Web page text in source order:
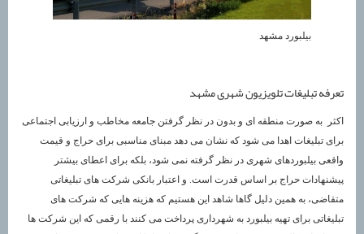
بیلبورد مشهد
تعرفه تبلیغات تلویزیون شهری مشهد
اکثر به صورت منطقه ای و بدون در نظر گرفتن جامعه مخاطب و ارزیابی اجتماعی
برای تبلیغات اهدا می شود که نشان می دهد مبنای مناسبی برای حراج و قیمت
واقعی بیلبوردهای شهری در نظر گرفته نمی شود، بلکه برای اعطای بیشتر
پیشنهادات حراج بر اساس قدرت است. و اعتبار بانکی شرکت های تبلیغاتی
متقاضی، به همین دلیل گاها شاهد این هستیم که هزینه هایی که شرکت های
تبلیغاتی برای تهیه بیلبورد به شهرداری پرداخت می کنند با رقمی که این شرکت ها